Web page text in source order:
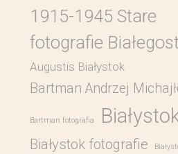
1915-1945 Stare
fotografie
Augustis Białystok
Bartman Andrzej
Bartman fotografia
Białystok fotografie